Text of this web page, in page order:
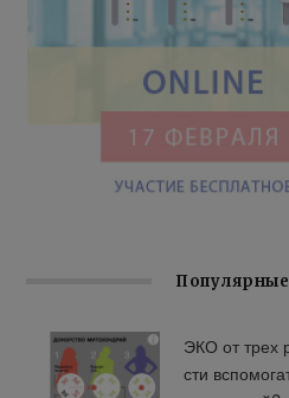
Популярные
ЭКО от трех
сти